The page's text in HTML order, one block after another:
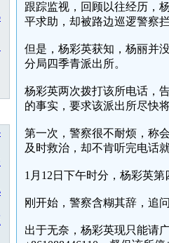
跟踪监视，回顾以往经历，
平求助，却被路边巡逻警察
但是，杨彩英获知，杨丽并
分局四季青派出所。
杨彩英两次拨打该所电话，
的事实，要求该派出所尽快
第一次，警察很不耐烦，称
及时救治，却不肯听完电话
1月12日下午时分，杨彩英
刚开始，警察含糊其辞，追
出于无奈，杨彩英现只能请